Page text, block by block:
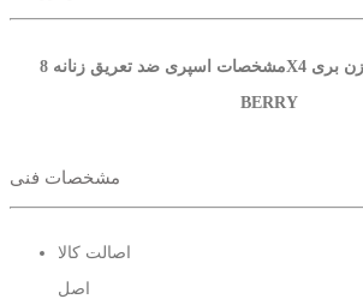
مشخصات اسپری ضد تعریق زنانه 8X4 مدل فورزن بری FROZEN
BERRY
مشخصات فنی
اصالت کالا
اصل